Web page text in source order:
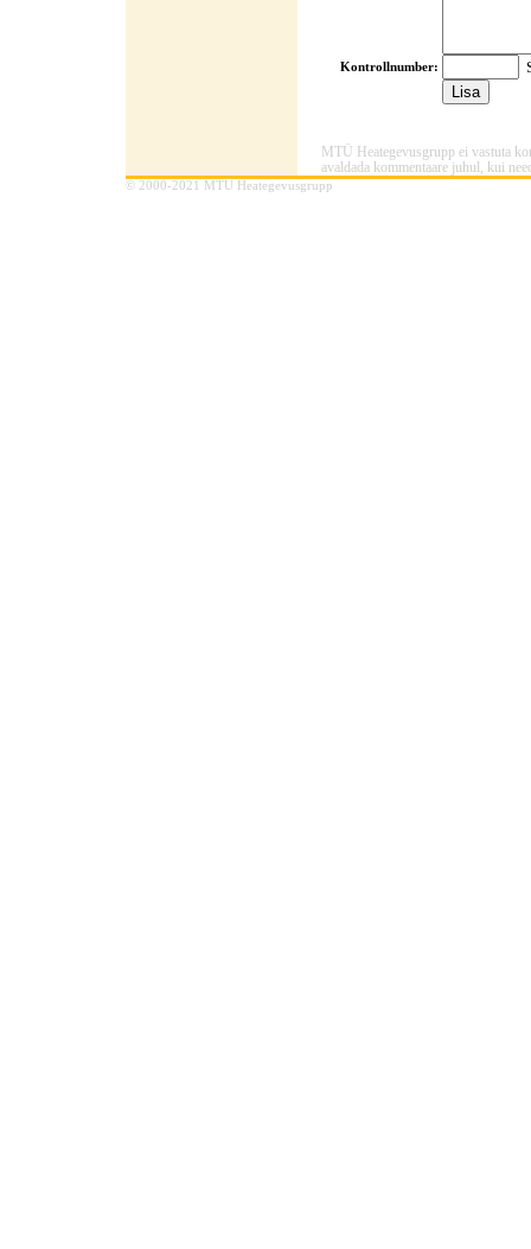
Kontrollnumber:
MTÜ Heategevusgrupp ei vastuta
avaldada kommentaare juhul, kui
© 2000-2021 MTÜ Heategevusgrupp